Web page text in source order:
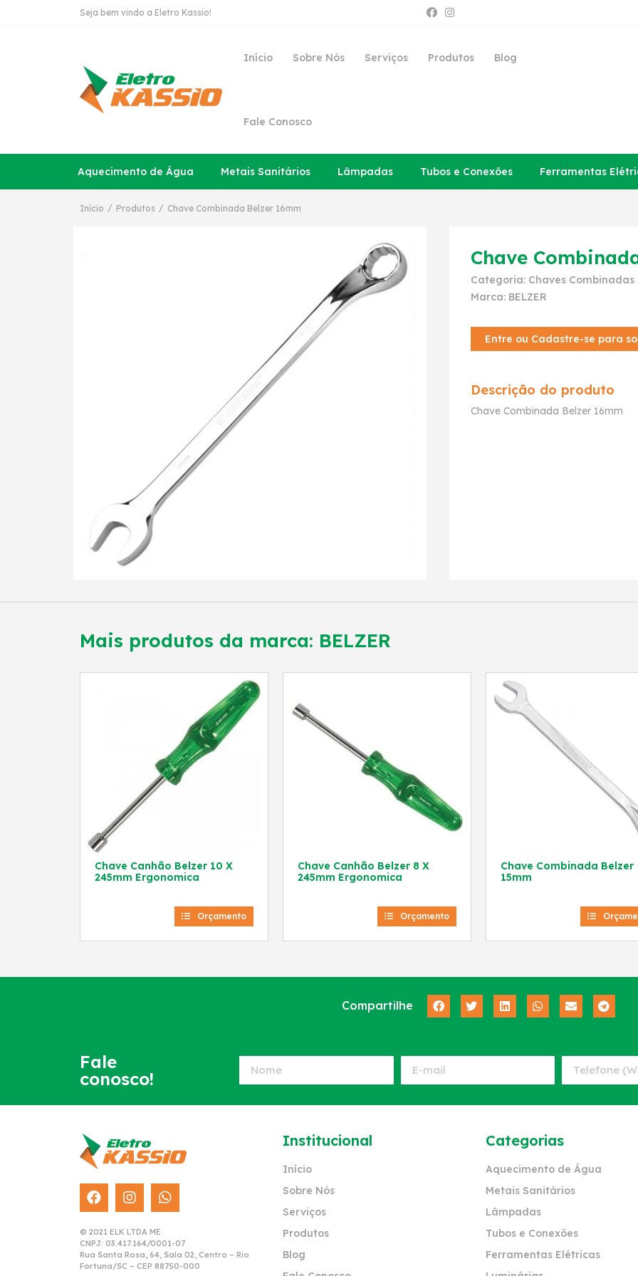
Seja bem vindo a Eletro Kassio!
Início Sobre Nós Serviços Produtos Blog
Fale Conosco
Aquecimento de Água Metais Sanitários Lâmpadas Tubos e Conexões Ferramentas
Início / Produtos / Chave Combinada Belzer 16mm
Chave
Categoria: Chaves Combinadas
Marca: BELZER
Entre ou Cadastre-se para
Descrição do produto
Chave Combinada Belzer 16mm
Mais produtos da marca: BELZER
Chave Canhão Belzer 10 X
245mm Ergonomica
Orçamento
Chave Canhão Belzer 8 X
245mm Ergonomica
Orçamento
Chave Combinada Belzer
15mm
Compartilhe
Fale
conosco!
© 2021 ELK LTDA ME
CNPJ: 03.417.164/0001-07
Rua Santa Rosa, 64, Sala 02, Centro – Rio
Fortuna/SC – CEP 88750-000
Institucional
Início
Sobre Nós
Serviços
Produtos
Blog
Categorias
Aquecimento de Água
Metais Sanitários
Lâmpadas
Tubos e Conexões
Ferramentas Elétricas